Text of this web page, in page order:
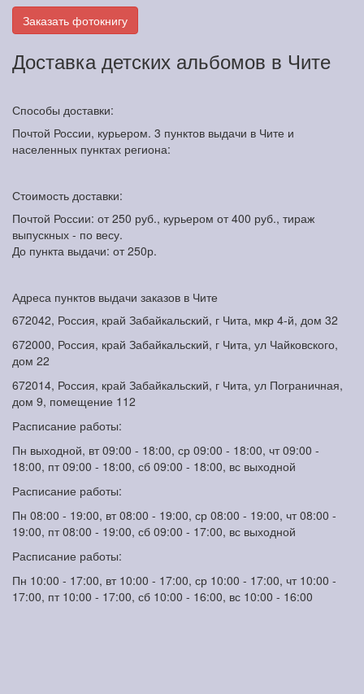
Заказать фотокнигу
Доставка детских альбомов в Чите
Способы доставки:
Почтой России, курьером. 3 пунктов выдачи в Чите и
населенных пунктах региона:
Стоимость доставки:
Почтой России: от 250 руб., курьером от 400 руб., тираж
выпускных - по весу.
До пункта выдачи: от 250р.
Адреса пунктов выдачи заказов в Чите
672042, Россия, край Забайкальский, г Чита, мкр 4-й, дом 32
672000, Россия, край Забайкальский, г Чита, ул Чайковского,
дом 22
672014, Россия, край Забайкальский, г Чита, ул Пограничная,
дом 9, помещение 112
Расписание работы:
Пн выходной, вт 09:00 - 18:00, ср 09:00 - 18:00, чт 09:00 -
18:00, пт 09:00 - 18:00, сб 09:00 - 18:00, вс выходной
Расписание работы:
Пн 08:00 - 19:00, вт 08:00 - 19:00, ср 08:00 - 19:00, чт 08:00 -
19:00, пт 08:00 - 19:00, сб 09:00 - 17:00, вс выходной
Расписание работы:
Пн 10:00 - 17:00, вт 10:00 - 17:00, ср 10:00 - 17:00, чт 10:00 -
17:00, пт 10:00 - 17:00, сб 10:00 - 16:00, вс 10:00 - 16:00